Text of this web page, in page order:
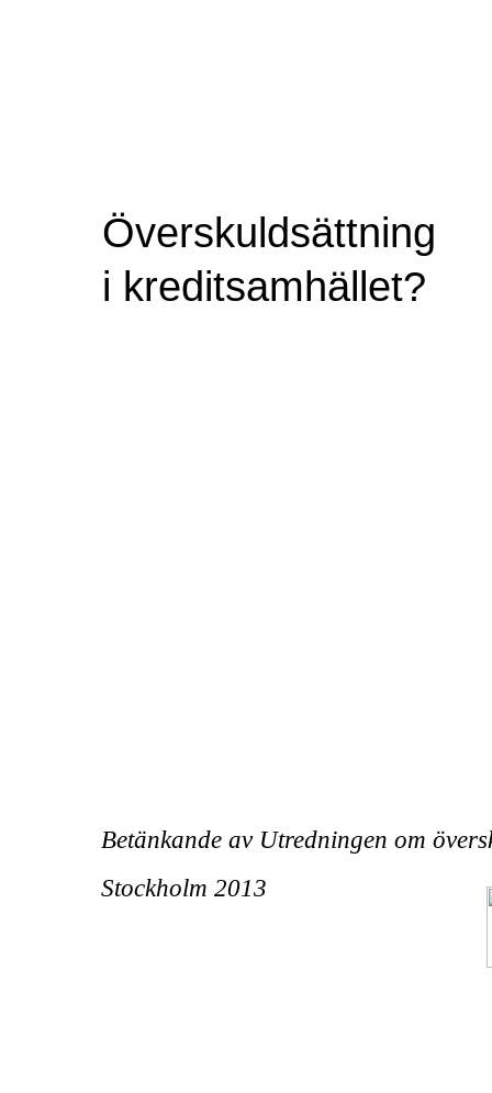
Överskuldsättning
i kreditsamhället?
Betänkande av Utredningen om
Stockholm 2013